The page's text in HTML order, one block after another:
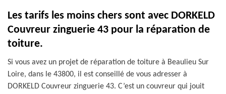
Les tarifs les moins chers sont avec DORKELD
Couvreur zinguerie 43 pour la réparation de
toiture.
Si vous avez un projet de réparation de toiture à Beaulieu Sur
Loire, dans le 43800, il est conseillé de vous adresser à
DORKELD Couvreur zinguerie 43. C’est un couvreur qui jouit